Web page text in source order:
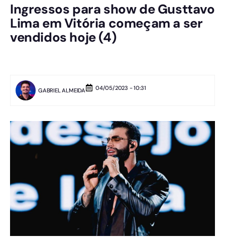
Ingressos para show de Gusttavo
Lima em Vitória começam a ser
vendidos hoje (4)
GABRIEL ALMEIDA 04/05/2023 - 10:31